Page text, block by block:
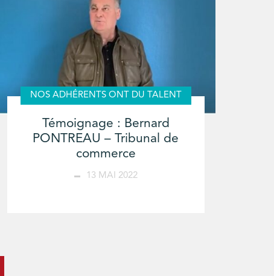
NOS ADHÉRENTS ONT DU TALENT
Témoignage : Bernard
PONTREAU – Tribunal de
commerce
13 MAI 2022